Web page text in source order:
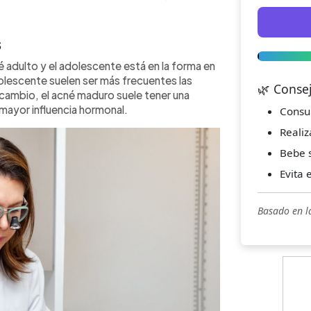
adulto y el adolescente está en la forma en
suelen ser más frecuentes las
el acné maduro suele tener una
influencia hormonal.
🌿
Bebe
Evita
Basado en